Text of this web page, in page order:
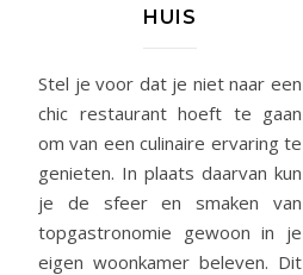
HUIS
Stel je voor dat je niet naar een
chic restaurant hoeft te gaan
om van een culinaire ervaring te
genieten. In plaats daarvan kun
je de sfeer en smaken van
topgastronomie gewoon in je
eigen woonkamer beleven. Dit